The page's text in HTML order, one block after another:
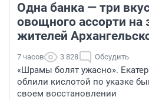
Одна банка — три
овощного ассорти на
жителей
7 часов 3 828 Обсудить
«Шрамы болят ужасно».
облили кислотой по указке
своем восстановлении